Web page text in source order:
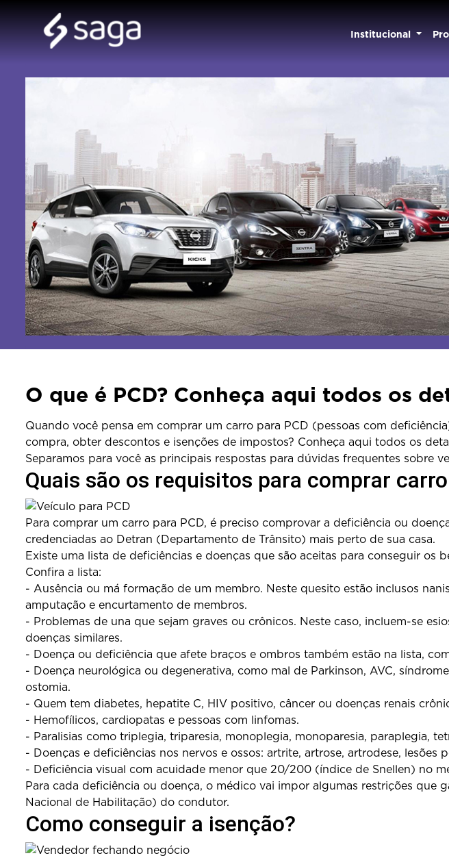
Institucional
O que é PCD? Conheça aqui todos os
Quando você pensa em comprar um carro para PCD (pessoas com
compra, obter descontos e isenções de impostos? Conheça aqui todos os
Separamos para você as principais respostas para dúvidas frequentes sobre
Quais são os requisitos para comprar carro
Para comprar um carro para PCD, é preciso comprovar a deficiência ou
credenciadas ao Detran (Departamento de Trânsito) mais perto de sua casa.
Existe uma lista de deficiências e doenças que são aceitas para conseguir os
Confira a lista:
- Ausência ou má formação de um membro. Neste quesito estão inclusos
amputação e encurtamento de membros.
- Problemas de una que sejam graves ou crônicos. Neste caso, incluem-se
doenças similares.
- Doença ou deficiência que afete braços e ombros também estão na lista,
- Doença neurológica ou degenerativa, como mal de Parkinson, AVC,
ostomia.
- Quem tem diabetes, hepatite C, HIV positivo, câncer ou doenças renais
- Hemofílicos, cardiopatas e pessoas com linfomas.
- Paralisias como triplegia, triparesia, monoplegia, monoparesia, paraplegia,
- Doenças e deficiências nos nervos e ossos: artrite, artrose, artrodese,
- Deficiência visual com acuidade menor que 20/200 (índice de Snellen) no
Para cada deficiência ou doença, o médico vai impor algumas restrições que
Nacional de Habilitação) do condutor.
Como conseguir a isenção?